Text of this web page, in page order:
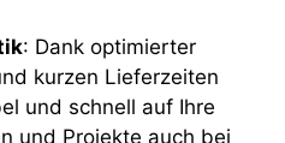
: Dank optimierter
kurzen Lieferzeiten
und schnell auf Ihre
und Projekte auch bei